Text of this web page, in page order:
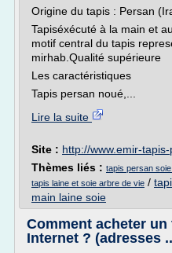
Origine du tapis : Persan
Tapiséxécuté à la main et
motif central du tapis
mirhab.Qualité supérieure
Les caractéristiques
Tapis persan noué,...
Lire la suite
Site : http://www.emir-
Thèmes liés : tapis persan
tapis laine et soie arbre de vie /
main laine soie
Comment acheter
Internet ? (adresses